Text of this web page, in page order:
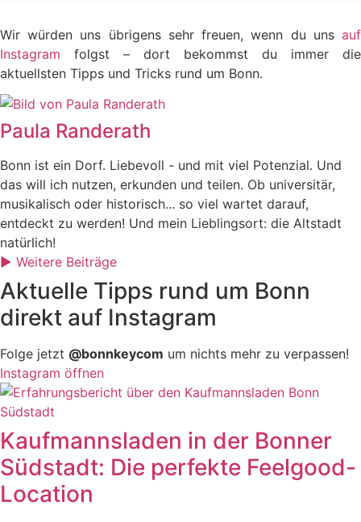
Wir würden uns übrigens sehr freuen, wenn du uns auf
Instagram folgst – dort bekommst du immer die
aktuellsten Tipps und Tricks rund um Bonn.
Paula Randerath
Bonn ist ein Dorf. Liebevoll - und mit viel Potenzial. Und
das will ich nutzen, erkunden und teilen. Ob universitär,
musikalisch oder historisch... so viel wartet darauf,
entdeckt zu werden! Und mein Lieblingsort: die Altstadt
natürlich!
► Weitere Beiträge
Aktuelle Tipps rund um Bonn
direkt auf Instagram
Folge jetzt @bonnkeycom um nichts mehr zu verpassen!
Instagram öffnen
Kaufmannsladen in der Bonner
Südstadt: Die perfekte Feelgood-
Location